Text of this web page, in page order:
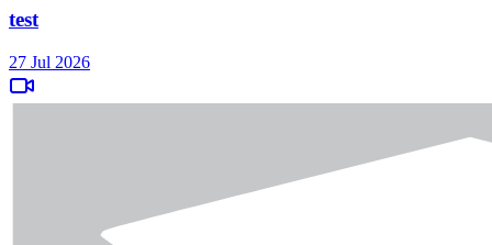
test
27 Jul 2026